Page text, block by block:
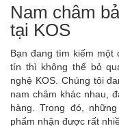
Nam châm
tại KOS
Bạn đang tìm kiếm một
tín thì không thể bỏ
nghệ KOS. Chúng tôi
nam châm khác nhau,
hàng. Trong đó,
phẩm nhận được rất